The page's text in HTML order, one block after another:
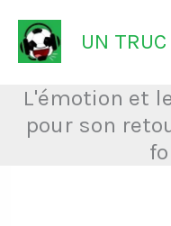
Aller
au
contenu
UN
L'émotion et
pour son